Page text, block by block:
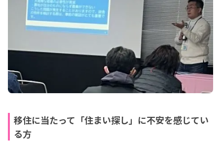
移住に当たって「住まい探し」に不安を感じてい
る方